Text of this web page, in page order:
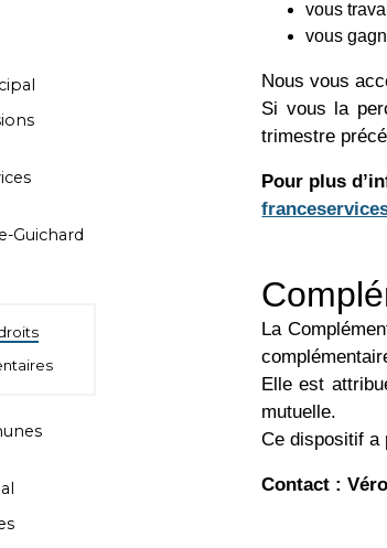
Guichard
vous
vous
Nous vous
Si vous la
trimestre
Pour plus
La
Elle est
mutuelle.
Ce dispositif a
Contact :